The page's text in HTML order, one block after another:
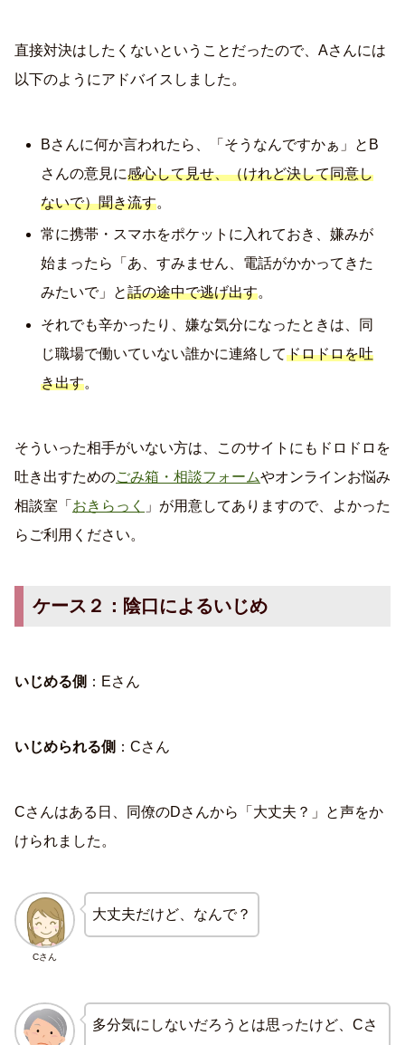
直接対決はしたくないということだったので、Aさんには
以下のようにアドバイスしました。
Bさんに何か言われたら、「そうなんですかぁ」とB
さんの意見に感心して見せ、（けれど決して同意し
ないで）聞き流す。
常に携帯・スマホをポケットに入れておき、嫌みが
始まったら「あ、すみません、電話がかかってきた
みたいで」と話の途中で逃げ出す。
それでも辛かったり、嫌な気分になったときは、同
じ職場で働いていない誰かに連絡してドロドロを吐
き出す。
そういった相手がいない方は、このサイトにもドロドロを
吐き出すためのごみ箱・相談フォームやオンラインお悩み
相談室「 おきらっく
」が用意してありますので、よかった
らご利用ください。
ケース２：陰口によるいじめ
いじめる側 ：Eさん
いじめられる側 ：Cさん
Cさんはある日、同僚のDさんから「大丈夫？」と声をか
けられました。
Cさん
大丈夫だけど、なんで？
多分気にしないだろうとは思ったけど、Cさ